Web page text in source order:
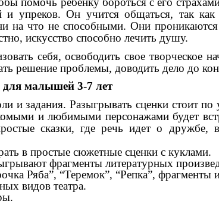
и упреков. Он учится общаться, так
на что не способными. Они
искусство способно лечить душу.
себя, освободить свое творческое
решение проблемы, доводить дело до
малышей 3-7 лет
и задания. Разыгрывать сценки стоит по
и любимыми персонажами будет
сказки, где речь идет о дружбе,
в простые сюжетные сценки с куклами.
фрагменты литературных
Ряба”, “Теремок”, “Репка”, фрагменты
видов театра.